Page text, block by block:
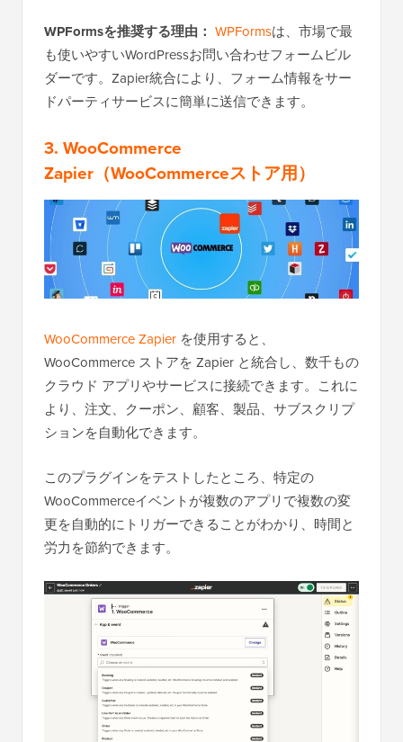
WPFormsを推奨する理由： WPFormsは、市場で最
も使いやすいWordPressお問い合わせフォームビル
ダーです。Zapier統合により、フォーム情報をサー
ドパーティサービスに簡単に送信できます。
3. WooCommerce
Zapier （WooCommerceストア用）
WooCommerce Zapier を使用すると、
WooCommerce ストアを Zapier と統合し、数千もの
クラウド アプリやサービスに接続できます。これに
より、注文、クーポン、顧客、製品、サブスクリプ
ションを自動化できます。
このプラグインをテストしたところ、特定の
WooCommerceイベントが複数のアプリで複数の変
更を自動的にトリガーできることがわかり、時間と
労力を節約できます。